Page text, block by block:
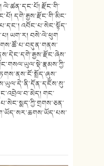
ལེ་ཚན་དང་པོ། རྫོང་གི་
དགེ་རྒྱས་རྫོང་གི་མིང་
འབོང་པ་སེང་སྟོད་
ཡག་ར། བསེ་ལེ་ཕུག
གང་